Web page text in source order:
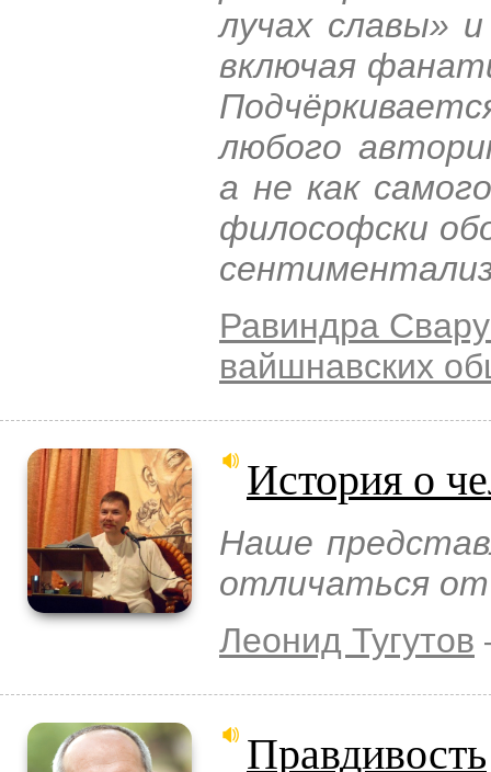
лучах славы»
включая
любого
а не как
философски
Равиндра
вайшнавских
История о
Наше
отличаться
Леонид Тугутов
Правдивость